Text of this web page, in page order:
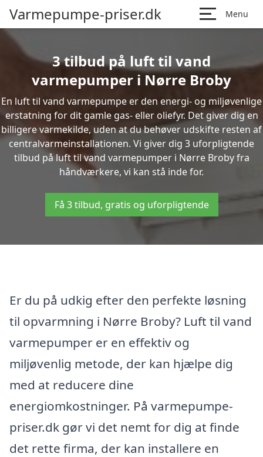
Varmepumpe-priser.dk Menu
3 tilbud på luft til vand
varmepumper i Nørre Broby
En luft til vand varmepumpe er den energi- og miljøvenlige
erstatning for dit gamle gas- eller oliefyr. Det giver dig en
billigere varmekilde, uden at du behøver udskifte resten af
centralvarmeinstallationen. Vi giver dig 3 uforpligtende
tilbud på luft til vand varmepumper i Nørre Broby fra
håndværkere, vi kan stå inde for.
Få 3 tilbud, gratis og uforpligtende
Er du på udkig efter den perfekte løsning
til opvarmning i Nørre Broby? Luft til vand
varmepumper er en effektiv og
miljøvenlig metode, der kan hjælpe dig
med at reducere dine
energiomkostninger. På varmepumpe-
priser.dk gør vi det nemt for dig at finde
det rette firma, der kan installere en